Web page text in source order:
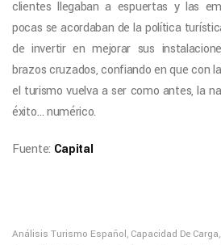
clientes llegaban a espuertas y las
pocas se acordaban de la política
de invertir en mejorar sus
brazos cruzados, confiando en que con
el turismo vuelva a ser como antes, la
éxito… numérico.
Fuente: Capital
Análisis Turismo Español, Capacidad De Carga,